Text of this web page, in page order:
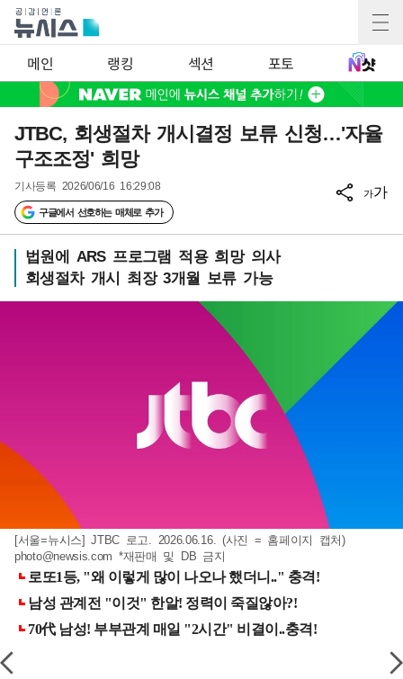
메인 랭킹 섹션 포토
JTBC, 회생절차 개시결정 보류 신청…'자율
구조조정' 희망
기사등록 2026/06/16 16:29:08
구글에서 선호하는 매체로 추가
가가
법원에 ARS 프로그램 적용 희망 의사
회생절차 개시 최장 3개월 보류 가능
[서울=뉴시스] JTBC 로고. 2026.06.16. (사진 = 홈페이지 캡처)
photo@newsis.com *재판매 및 DB 금지